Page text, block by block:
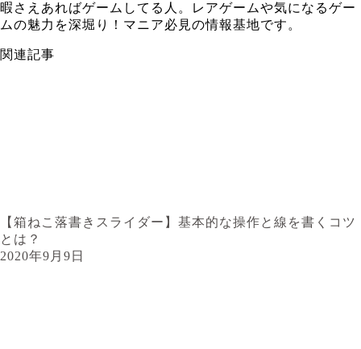
暇さえあればゲームしてる人。レアゲームや気になるゲー
ムの魅力を深堀り！マニア必見の情報基地です。
関連記事
【箱ねこ落書きスライダー】基本的な操作と線を書くコツ
とは？
2020年9月9日